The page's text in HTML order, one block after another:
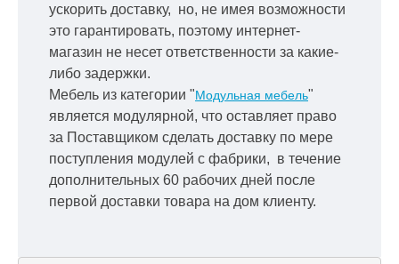
ускорить доставку, но, не имея возможности
это гарантировать, поэтому интернет-
магазин не несет ответственности за какие-
либо задержки.
Мебель из категории "Модульная мебель"
является модулярной, что оставляет право
за Поставщиком сделать доставку по мере
поступления модулей с фабрики, в течение
дополнительных 60 рабочих дней после
первой доставки товара на дом клиенту.